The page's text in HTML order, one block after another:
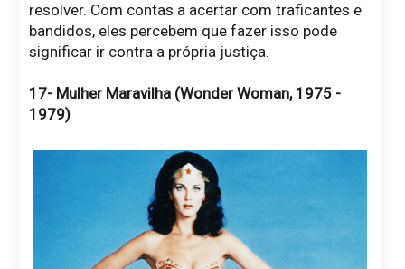
resolver. Com contas a acertar com traficantes e
bandidos, eles percebem que fazer isso pode
significar ir contra a própria justiça.
17- Mulher Maravilha (Wonder Woman, 1975 -
1979)